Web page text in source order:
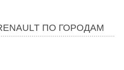
ПО ГОРОДАМ